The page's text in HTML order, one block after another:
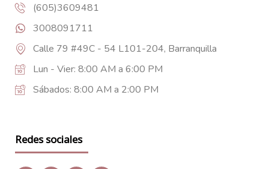
(605)3609481
3008091711
Calle 79 #49C - 54 L101-204, Barranquilla
Lun - Vier: 8:00 AM a 6:00 PM
Sábados: 8:00 AM a 2:00 PM
Redes sociales